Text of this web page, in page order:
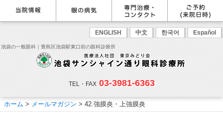
ENGLISH 中文 한국어 Español
池袋の一般眼科｜豊島区池袋駅東口前の眼科診療所
TEL・FAX 03-3981-6363
最新情報
感染症予防のための衛生環境整
備の取り組み
医師のご紹介
当院勤務医師のご紹介 ごあいさつ
院内の様子・設備
院内の様子 検査･治療･手術機器
診療のご案内・アクセス
眼の病気を調べる
病名から探す
症状から探す
目の構造から探す
主な眼科疾患
緑内障 網膜疾患
眼精疲労
ドライアイ
ものもらい
花粉症
白内障
アレルギー性結膜炎
コンタクトレンズ診
眼科専門治療・特設ページ
緑内障専門治療ページ
角膜疾患専門治療ページ
ドライアイ専門治療ページ
網膜・硝子体専門治療ページ
黄斑疾患専門治療ページ
ぶどう膜炎専門治療ページ
白内障専門治療ページ
花粉症専門ページ
眼形成診療ページ
コンタクトレンズ診療
抗VEGF抗体療法
ボツリヌス療法
WEB予約(来院日時の設定)
一般眼科診療を予約
コンタクトレンズ診療を予約
緑内障専門治療を予約
角膜専門治療を予約
ドライアイ専門治療を予約
網膜・硝子体専門治療を予約
白内障専門治療を予約
白内障手術公開講座を予約
黄斑専門治療を予約
予約をキャンセルする
ご予約
ホーム > メールマガジン > 42.強膜炎・上強膜炎